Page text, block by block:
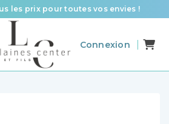
les prix pour toutes vos envies !
en France pour le tricot et le crochet
Connexion